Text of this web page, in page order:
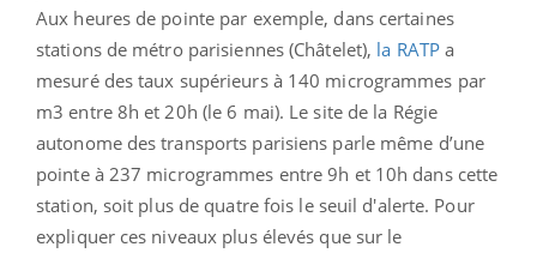
Aux heures de pointe par exemple, dans certaines
stations de métro parisiennes (Châtelet), la RATPa
mesuré des taux supérieurs à 140 microgrammes par
m3 entre 8h et 20h (le 6 mai). Le site de la Régie
autonome des transports parisiens parle même d’une
pointe à 237 microgrammes entre 9h et 10h dans cette
station, soit plus de quatre fois le seuil d'alerte. Pour
expliquer ces niveaux plus élevés que sur le